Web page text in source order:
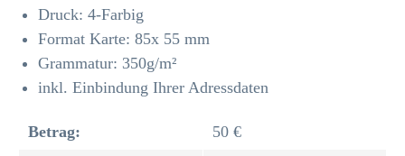
Druck: 4-Farbig
Format Karte: 85x 55 mm
Grammatur: 350g/m²
inkl. Einbindung Ihrer Adressdaten
Betrag:
50 €